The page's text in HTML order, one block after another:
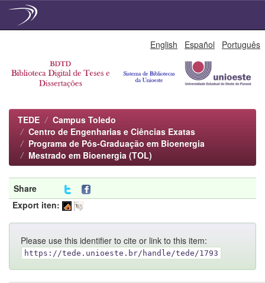
English Español Português
TEDE
Campus Toledo
Centro de Engenharias e Ciências Exatas
Programa de Pós-Graduação em Bioenergia
Mestrado em Bioenergia (TOL)
Share
Export iten:
Please use this identifier to cite or link to this item:
https://tede.unioeste.br/handle/tede/1793